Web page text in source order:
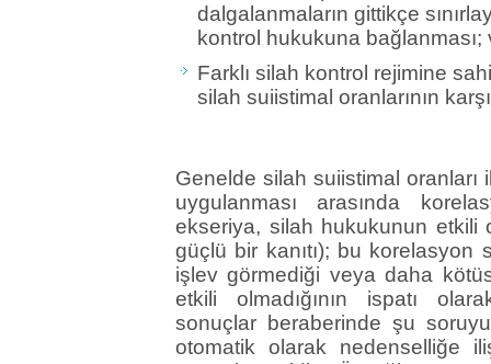
dalgalanmaların gittikçe
kontrol hukukuna
Farklı silah kontrol rejimine
silah suiistimal oranlarının
Genelde silah suiistimal oranları
uygulanması arasında
ekseriya, silah hukukunun etkili
güçlü bir kanıtı); bu korelasyon
işlev görmediği veya daha
etkili olmadığının ispatı
sonuçlar beraberinde şu
otomatik olarak nedenselliğe